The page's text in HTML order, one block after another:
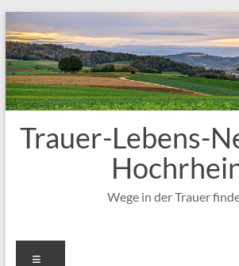
Inhalt
springen
Trauer-Lebens-
Wege in der Trauer